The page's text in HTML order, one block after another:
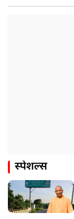
स्पेशल्स